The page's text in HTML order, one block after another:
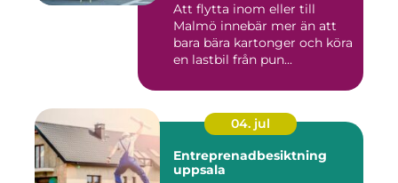
Att flytta inom eller till
Malmö innebär mer än att
bara bära kartonger och köra
en lastbil från pun...
04. jul
Entreprenadbesiktning
uppsala